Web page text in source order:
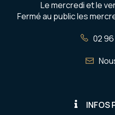
Le mercredi et le
Fermé au public les
02
INFOS